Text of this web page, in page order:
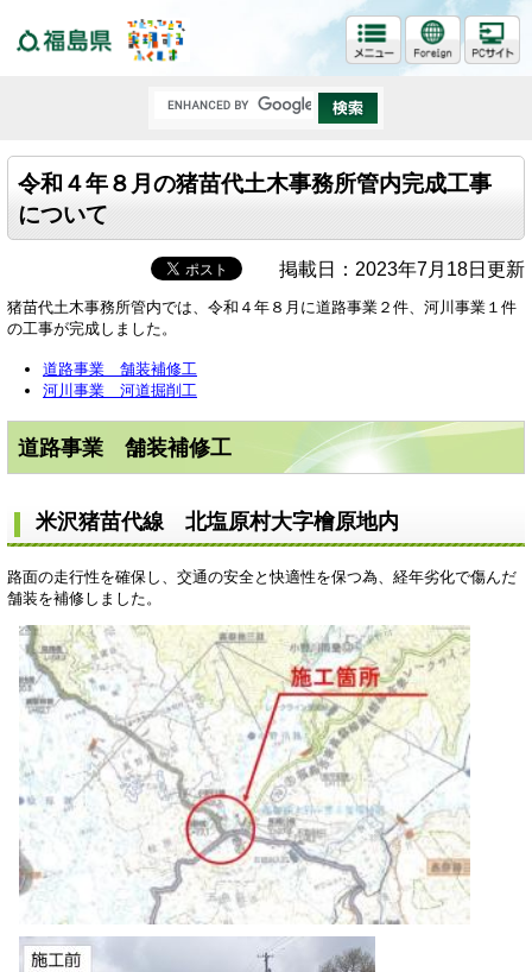
令和４年８月の猪苗代土木事務所管内完成工事
について
掲載日：2023年7月18日更新
猪苗代土木事務所管内では、令和４年８月に道路事業２件、河川事業１件
の工事が完成しました。
道路事業 舗装補修工
河川事業 河道掘削工
道路事業 舗装補修工
米沢猪苗代線 北塩原村大字檜原地内
路面の走行性を確保し、交通の安全と快適性を保つ為、経年劣化で傷んだ
舗装を補修しました。